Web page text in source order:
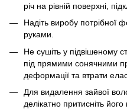
річ на рівній поверхні,
Надіть виробу потрібної
руками.
Не сушіть у підвішеному
під прямими сонячними
деформації та втрати
Для видалення зайвої
делікатно притисніть